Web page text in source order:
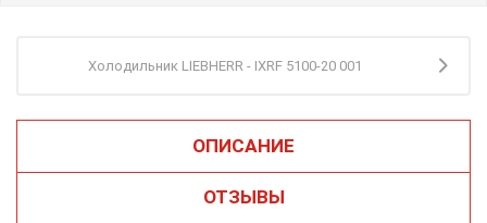
Холодильник LIEBHERR - IXRF 5100-20 001
ОПИСАНИЕ
ОТЗЫВЫ